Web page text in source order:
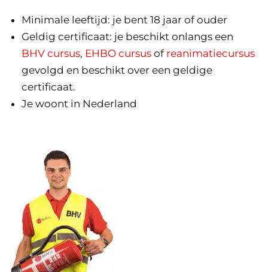
Minimale leeftijd: je bent 18 jaar of ouder
Geldig certificaat: je beschikt onlangs een
BHV cursus, EHBO cursus of reanimatiecursus
gevolgd en beschikt over een geldige
certificaat.
Je woont in Nederland